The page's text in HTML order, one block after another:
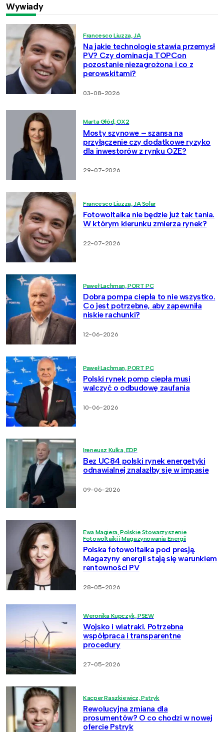
Wywiady
Francesco Liuzza, JA
Na jakie technologie stawia przemysł
PV? Czy dominacja TOPCon
pozostanie niezagrożona i co z
perowskitami?
03-08-2026
Marta Głód, OX2
Mosty szynowe – szansa na
przyłączenie czy dodatkowe ryzyko
dla inwestorów z rynku OZE?
29-07-2026
Francesco Liuzza, JA Solar
Fotowoltaika nie będzie już tak tania.
W którym kierunku zmierza rynek?
22-07-2026
Paweł Lachman, PORT PC
Dobra pompa ciepła to nie wszystko.
Co jest potrzebne, aby zapewniła
niskie rachunki?
12-06-2026
Paweł Lachman, PORT PC
Polski rynek pomp ciepła musi
walczyć o odbudowę zaufania
10-06-2026
Ireneusz Kulka, EDP
Bez UC84 polski rynek energetyki
odnawialnej znalazłby się w impasie
09-06-2026
Ewa Magiera, Polskie Stowarzyszenie
Fotowoltaiki i Magazynowania Energii
Polska fotowoltaika pod presją.
Magazyny energii stają się warunkiem
rentowności PV
28-05-2026
Weronika Kupczyk, PSEW
Wojsko i wiatraki. Potrzebna
współpraca i transparentne
procedury
27-05-2026
Kacper Raszkiewicz, Pstryk
Rewolucyjna zmiana dla
prosumentów? O co chodzi w nowej
ofercie Pstryk